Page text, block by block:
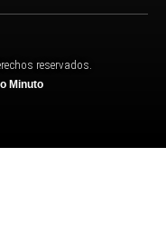
reservados.
Minuto